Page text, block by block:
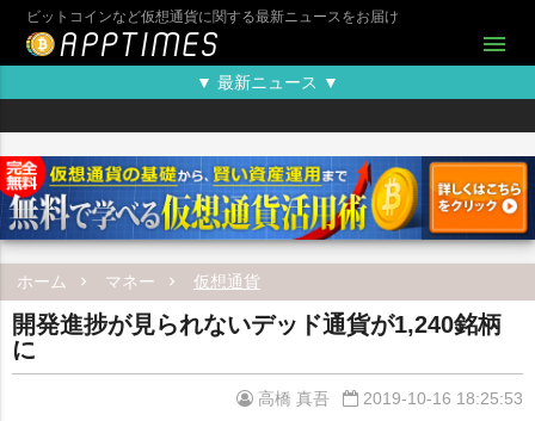
ビットコインなど仮想通貨に関する最新ニュースをお届け
menu
▼ 最新ニュース ▼
ホーム マネー 仮想通貨
開発進捗が見られないデッド通貨が1,240銘柄
に
高橋 真吾 2019-10-16 18:25:53